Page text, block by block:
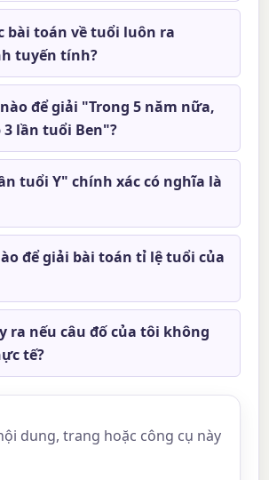
bài toán về tuổi luôn ra
tuyến tính?
để giải "Trong 5 năm nữa,
3 lần tuổi Ben"?
tuổi Y" chính xác có nghĩa là
để giải bài toán tỉ lệ tuổi của
ra nếu câu đố của tôi không
tế?
dung, trang hoặc công cụ này